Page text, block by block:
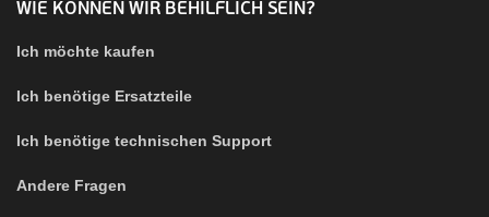
WIE KÖNNEN WIR BEHILFLICH SEIN?
Ich möchte kaufen
Ich benötige Ersatzteile
Ich benötige technischen Support
Andere Fragen